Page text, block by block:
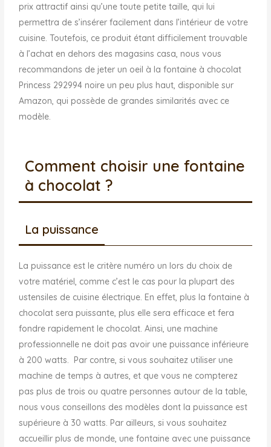
prix attractif ainsi qu’une toute petite taille, qui lui
permettra de s’insérer facilement dans l’intérieur de votre
cuisine. Toutefois, ce produit étant difficilement trouvable
à l’achat en dehors des magasins casa, nous vous
recommandons de jeter un oeil à la fontaine à chocolat
Princess 292994 noire un peu plus haut, disponible sur
Amazon, qui possède de grandes similarités avec ce
modèle.
Comment choisir une fontaine
à chocolat ?
La puissance
La puissance est le critère numéro un lors du choix de
votre matériel, comme c’est le cas pour la plupart des
ustensiles de cuisine électrique. En effet, plus la fontaine à
chocolat sera puissante, plus elle sera efficace et fera
fondre rapidement le chocolat. Ainsi, une machine
professionnelle ne doit pas avoir une puissance inférieure
à 200 watts. Par contre, si vous souhaitez utiliser une
machine de temps à autres, et que vous ne compterez
pas plus de trois ou quatre personnes autour de la table,
nous vous conseillons des modèles dont la puissance est
supérieure à 30 watts. Par ailleurs, si vous souhaitez
accueillir plus de monde, une fontaine avec une puissance